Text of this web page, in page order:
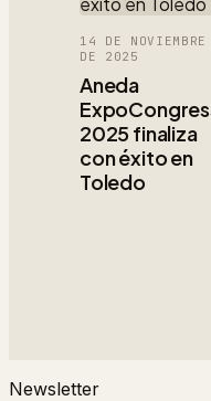
14 DE NOVIEMBRE
DE 2025
Aneda
2025 finaliza
con éxito en
Toledo
Newsletter